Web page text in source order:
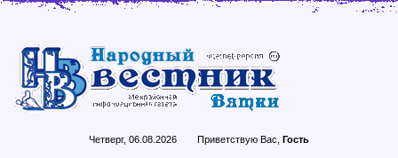
Четверг, 06.08.2026 Приветствую Вас Гость